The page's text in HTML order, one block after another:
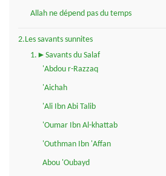
Allah ne dépend pas du temps
2.Les savants sunnites
1.►Savants du Salaf
'Abdou r-Razzaq
'Aichah
'Ali Ibn Abi Talib
'Oumar Ibn Al-khattab
'Outhman Ibn 'Affan
Abou 'Oubayd